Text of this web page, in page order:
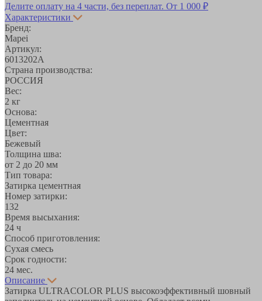
Делите оплату на 4 части, без переплат. От 1 000 ₽
Характеристики
Бренд:
Mapei
Артикул:
6013202A
Страна производства:
РОССИЯ
Вес:
2 кг
Основа:
Цементная
Цвет:
Бежевый
Толщина шва:
от 2 до 20 мм
Тип товара:
Затирка цементная
Номер затирки:
132
Время высыхания:
24 ч
Способ приготовления:
Сухая смесь
Срок годности:
24 мес.
Описание
Затирка ULTRACOLOR PLUS высокоэффективный шовный